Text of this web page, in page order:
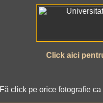
Click aici
Fă click pe orice fotografie